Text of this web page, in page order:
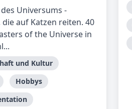
Universums -
die auf Katzen reiten. 40
of the Universe in
und Kultur
Hobbys